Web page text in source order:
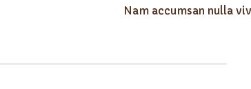
Nam accumsan nulla